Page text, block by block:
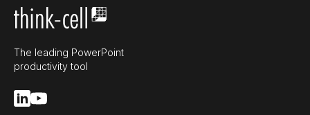
The leading PowerPoint
productivity tool